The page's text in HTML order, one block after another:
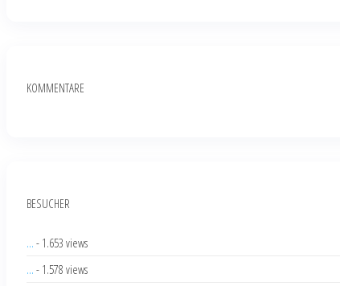
KOMMENTARE
BESUCHER
... - 1.653 views
... - 1.578 views